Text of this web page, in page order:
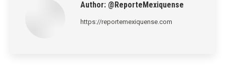
Author: @ReporteMexiquense
https://reportemexiquense.com